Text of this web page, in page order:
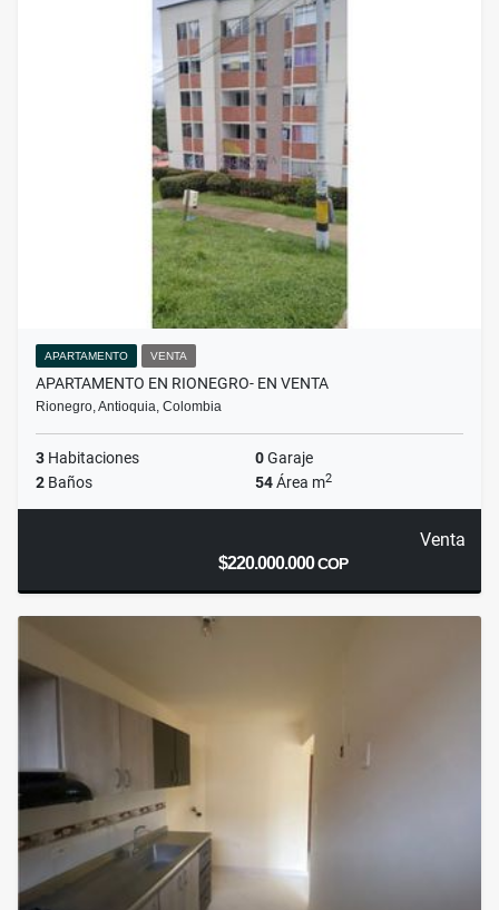
APARTAMENTO VENTA
APARTAMENTO EN RIONEGRO- EN VENTA
Rionegro, Antioquia, Colombia
3 Habitaciones 0Garaje
2 Baños 54Área m2
Venta
$220.000.000COP